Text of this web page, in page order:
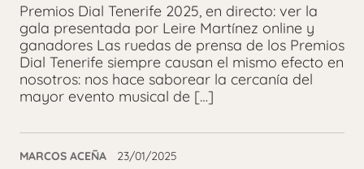
Premios Dial Tenerife 2025, en directo: ver la
gala presentada por Leire Martínez online y
ganadores Las ruedas de prensa de los Premios
Dial Tenerife siempre causan el mismo efecto en
nosotros: nos hace saborear la cercanía del
mayor evento musical de […]
MARCOS ACEÑA 23/01/2025